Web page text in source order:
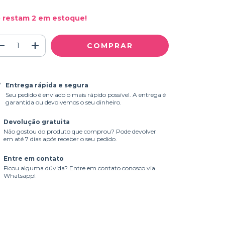
restam 2 em estoque!
Entrega rápida e segura
Seu pedido é enviado o mais rápido possível. A entrega é
garantida ou devolvemos o seu dinheiro.
Devolução gratuita
Não gostou do produto que comprou? Pode devolver
em até 7 dias após receber o seu pedido.
Entre em contato
Ficou alguma dúvida? Entre em contato conosco via
Whatsapp!